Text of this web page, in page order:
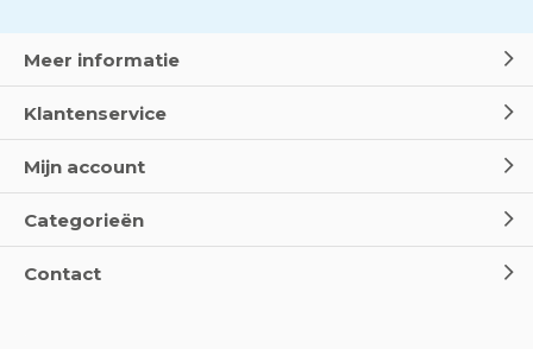
Meer informatie
Klantenservice
Mijn account
Categorieën
Contact